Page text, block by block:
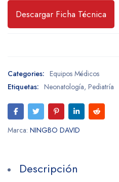
Descargar Ficha Técnica
Categories: Equipos Médicos
Etiquetas: Neonatología, Pediatría
Marca: NINGBO DAVID
Descripción